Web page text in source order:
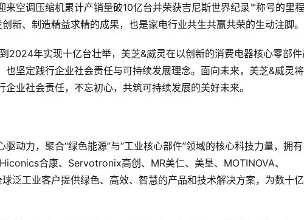
来空调压缩机累计产销量破10亿台并荣获吉尼斯世界纪录™称号的里
新、制造精益求精的成果，也是家电行业共生共赢共荣的生动注脚。
2024年实现十亿台壮举，美芝&威灵在以创新的消费电器核心零部件
坚定践行企业社会责任与可持续发展理念。面向未来，美芝&威灵
业社会责任，不忘初心，共筑可持续发展的美好未来。
动力，聚合“绿色能源”与“工业核心部件”领域的核心科技力量，拥有
合康、Servotronix高创、MR美仁、美垦、MOTINOVA、
泛工业客户提供绿色、高效、智慧的产品和技术解决方案，为数十